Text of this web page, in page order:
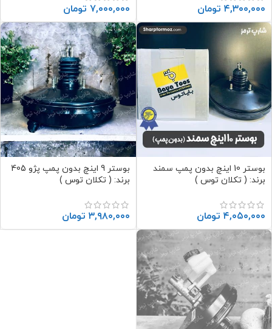
۴,۳۰۰,۰۰۰ تومان ۷,۰۰۰,۰۰۰ تومان
بوستر 10 اینچ بدون پمپ سمند
برند: ( تکلان توس )
۴,۰۵۰,۰۰۰ تومان
بوستر 9 اینچ بدون پمپ پژو 405
برند: ( تکلان توس )
۳,۹۸۰,۰۰۰ تومان